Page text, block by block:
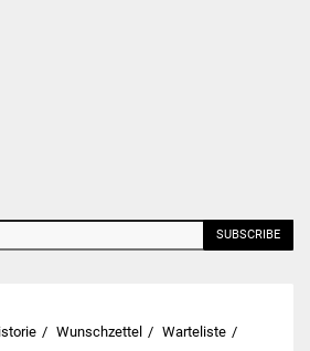
SUBSCRIBE
Wunschzettel
Warteliste